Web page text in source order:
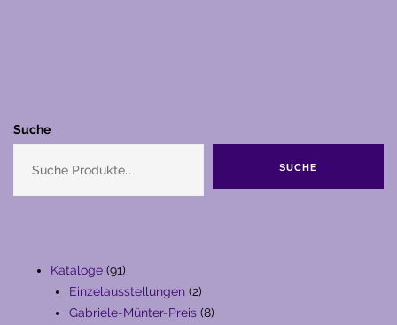
Suche
SUCHE
Kataloge 9191
Produkte
Einzelausstellungen 22
Produkte
Gabriele-Münter-Preis 88